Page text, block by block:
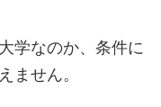
学なのか、条件に
ません。